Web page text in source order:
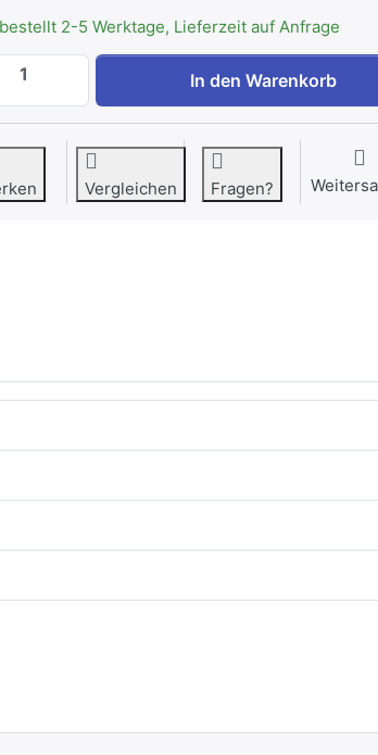
2-5 Werktage, Lieferzeit auf Anfrage
FORS WFR10-6W M 1 Tür-
In den Warenkorb
Vergleichen Fragen?